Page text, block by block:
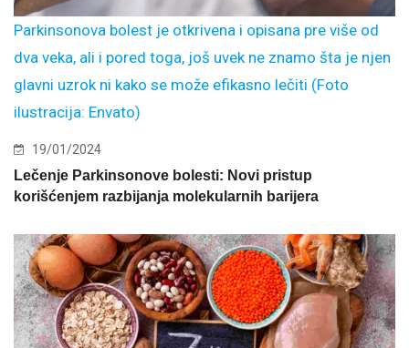
Parkinsonova bolest je otkrivena i opisana pre više od
dva veka, ali i pored toga, još uvek ne znamo šta je njen
glavni uzrok ni kako se može efikasno lečiti (Foto
ilustracija: Envato)
19/01/2024
Lečenje Parkinsonove bolesti: Novi pristup
korišćenjem razbijanja molekularnih barijera